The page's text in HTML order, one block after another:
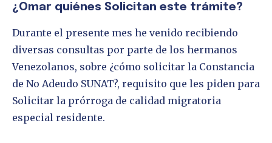
¿Omar quiénes Solicitan este trámite?
Durante el presente mes he venido recibiendo
diversas consultas por parte de los hermanos
Venezolanos, sobre ¿cómo solicitar la Constancia
de No Adeudo SUNAT?, requisito que les piden para
Solicitar la prórroga de calidad migratoria
especial residente.